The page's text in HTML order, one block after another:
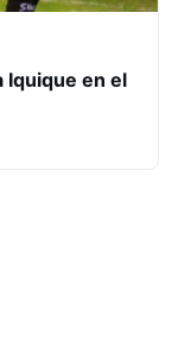
Iquique en el